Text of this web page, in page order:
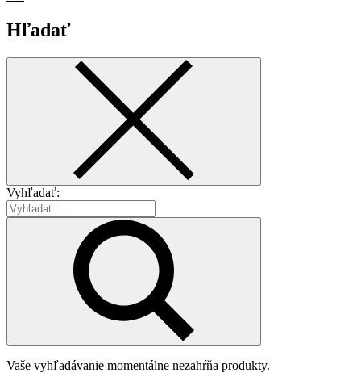
Hľadať
Vyhľadať:
Vaše vyhľadávanie momentálne nezahŕňa produkty.